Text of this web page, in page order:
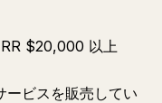
$20,000 以上
ビスを販売してい